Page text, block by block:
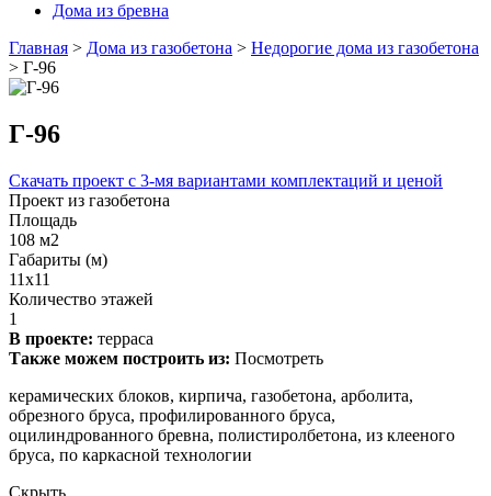
Дома из бревна
Главная > Дома из газобетона > Недорогие дома из газобетона
> Г-96
Г-96
Скачать проект с 3-мя вариантами комплектаций и ценой
Проект из газобетона
Площадь
108 м2
Габариты (м)
11x11
Количество этажей
1
В проекте: терраса
Также можем построить из: Посмотреть
керамических блоков, кирпича, газобетона, арболита,
обрезного бруса, профилированного бруса,
оцилиндрованного бревна, полистиролбетона, из клееного
бруса, по каркасной технологии
Скрыть